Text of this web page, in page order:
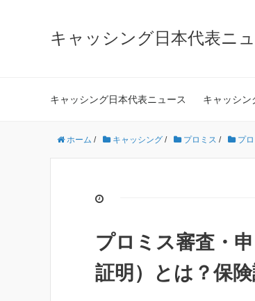
キャッシング日本代表ニ
キャッシング日本代表ニュース キャッシン
ホーム / キャッシング / プロミス / プ
プロミス審査・
証明）とは？保